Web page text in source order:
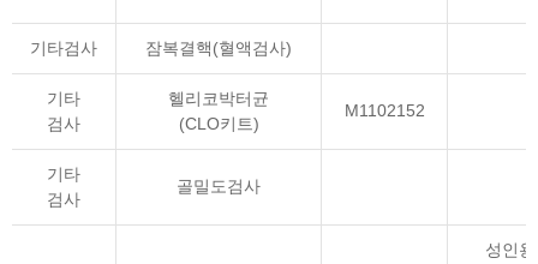
기타검사 잠복결핵(혈액검사)
기타
검사
헬리코박터균
(CLO키트)
M1102152
기타
검사
골밀도검사
성인용